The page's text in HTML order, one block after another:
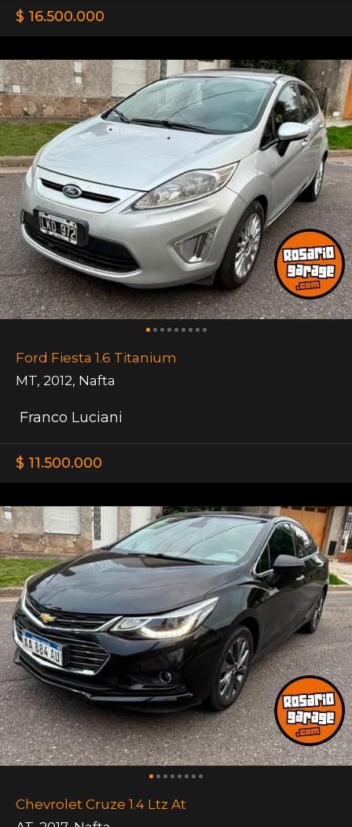
$ 16.500.000
Ford Fiesta 1.6 Titanium
MT, 2012, Nafta
Franco Luciani
$ 11.500.000
Chevrolet Cruze 1.4 Ltz At